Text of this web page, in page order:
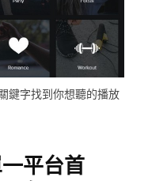
鍵字找到你想聽的播放
平台首